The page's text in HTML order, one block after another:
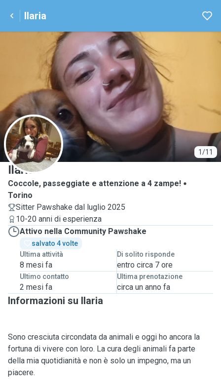
Ilaria
1/11
I
Ilaria
Coccole, passeggiate e attenzione a 4 zampe!
Torino
Sitter Pawshake dal luglio 2025
10-20 anni di esperienza
Attivo nella Community Pawshake
salvato 4 volte
Ultima attività
8 mesi fa
Di solito risponde
entro circa 7 ore
Ultimo contatto
2 mesi fa
Ultima prenotazione
circa un anno fa
Informazioni su Ilaria
Sono cresciuta circondata da animali e oggi ho ancora la
fortuna di vivere con loro. La cura degli animali fa parte
della mia quotidianità e non è solo un impegno, ma un
piacere.